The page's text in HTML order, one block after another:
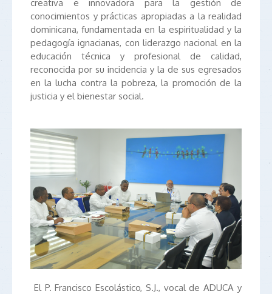
creativa e innovadora para la gestión de
conocimientos y prácticas apropiadas a la realidad
dominicana, fundamentada en la espiritualidad y la
pedagogía ignacianas, con liderazgo nacional en la
educación técnica y profesional de calidad,
reconocida por su incidencia y la de sus egresados
en la lucha contra la pobreza, la promoción de la
justicia y el bienestar social.
El P. Francisco Escolástico, S.J., vocal de ADUCA y